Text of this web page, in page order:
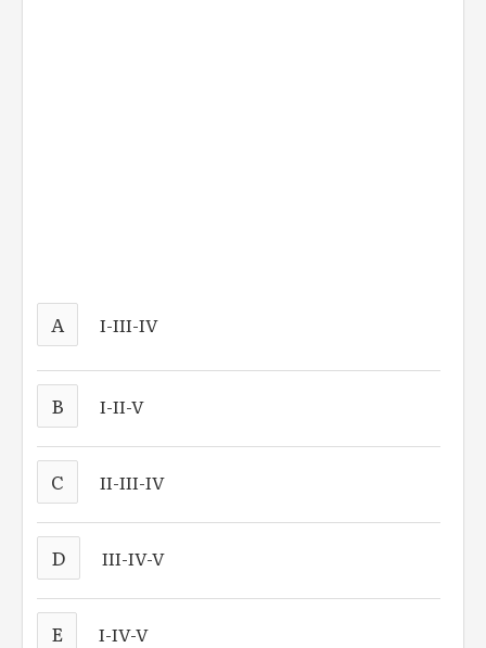
A I-III-IV
B I-II-V
C II-III-IV
D III-IV-V
E I-IV-V